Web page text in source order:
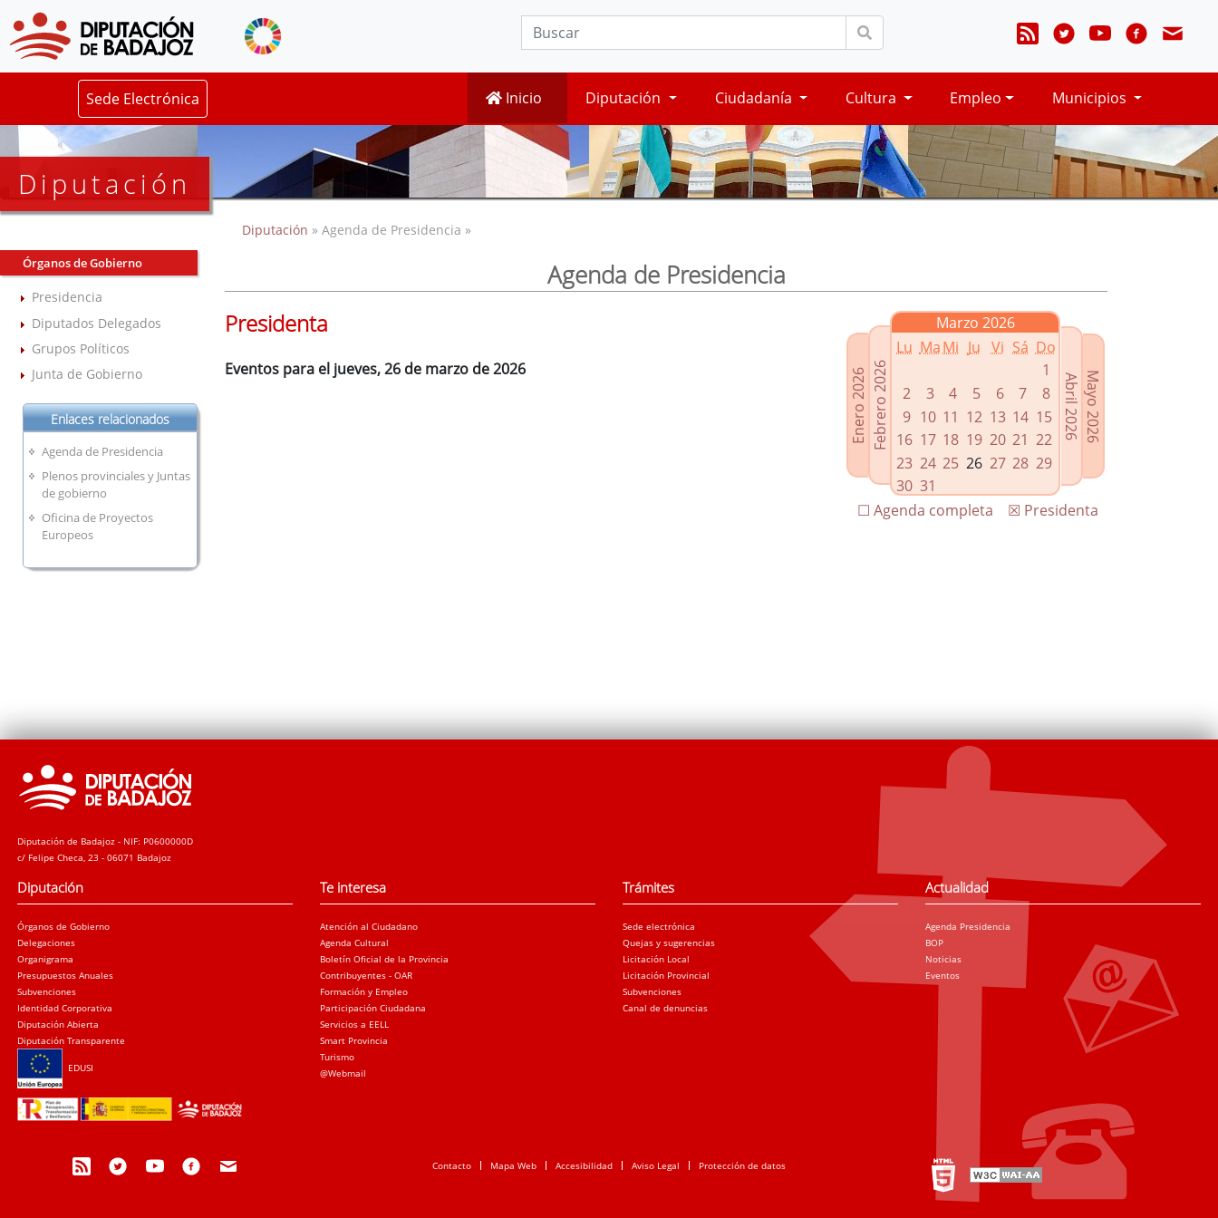
Sede Electrónica Inicio Diputación Ciudadanía Cultura Empleo Municipios
Diputación
Órganos de Gobierno
Presidencia
Diputados Delegados
Grupos Políticos
Junta de Gobierno
Enlaces relacionados
Agenda de Presidencia
Plenos provinciales y Juntas
de gobierno
Oficina de Proyectos
Europeos
Diputación » Agenda de Presidencia »
Agenda de Presidencia
Enero 2026Febrero 2026
Marzo 2026
Lu MaMi Ju Vi Sá Do
1
2
3 4 5 6 7
8
9 10 11 12 13 14 15
16 17 18 19 20 21 22
23 24 25 26 27 28 29
30 31
Mayo 2026
Abril 2026
☒ Presidenta
☐ Agenda completa
Presidenta
Eventos para el jueves, 26 de marzo de 2026
Diputación de Badajoz - NIF: P0600000D
c/ Felipe Checa, 23 - 06071 Badajoz
Diputación
Órganos de Gobierno
Delegaciones
Organigrama
Presupuestos Anuales
Subvenciones
Identidad Corporativa
Diputación Abierta
Diputación Transparente
EDUSI
Te interesa
Atención al Ciudadano
Agenda Cultural
Boletín Oficial de la Provincia
Contribuyentes - OAR
Formación y Empleo
Participación Ciudadana
Servicios a EELL
Smart Provincia
Turismo
@Webmail
Trámites
Sede electrónica
Quejas y sugerencias
Licitación Local
Licitación Provincial
Subvenciones
Canal de denuncias
Actualidad
Agenda Presidencia
BOP
Noticias
Eventos
Contacto Mapa Web Accesibilidad Aviso Legal Protección de datos